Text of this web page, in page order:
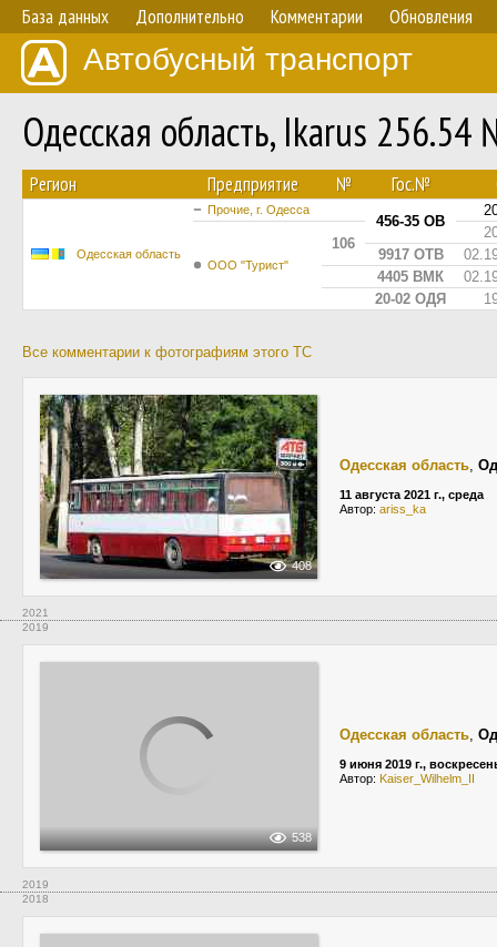
База данных Дополнительно Комментарии Обновления
Автобусный транспорт
Одесская область, Ikarus
Регион Предприятие № Гос.№
Одесская область
Прочие, г. Одесса
456-35 ОВ
ООО "Турист"
106
9917 ОТВ
4405 ВМК
20-02 ОДЯ
Все комментарии к фотографиям этого ТС
408
Одесская область,
11 августа 2021 г., среда
Автор: ariss_ka
2021
2019
538
Одесская область,
9 июня 2019 г.,
Автор: Kaiser_Wilhelm_II
2019
2018